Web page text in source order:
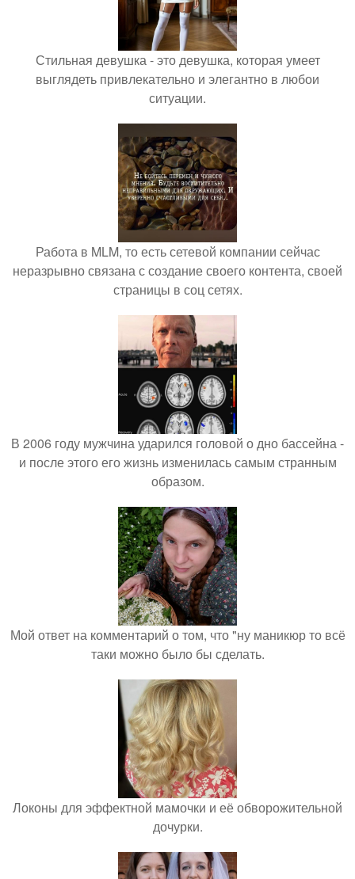
Стильная девушка - это девушка, которая умеет
выглядеть привлекательно и элегантно в любои
ситуации.
Работа в MLM, то есть сетевой компании сейчас
неразрывно связана с создание своего контента, своей
страницы в соц сетях.
В 2006 году мужчина ударился головой о дно бассейна -
и после этого его жизнь изменилась самым странным
образом.
Мой ответ на комментарий о том, что "ну маникюр то всё
таки можно было бы сделать.
Локоны для эффектной мамочки и её обворожительной
дочурки.